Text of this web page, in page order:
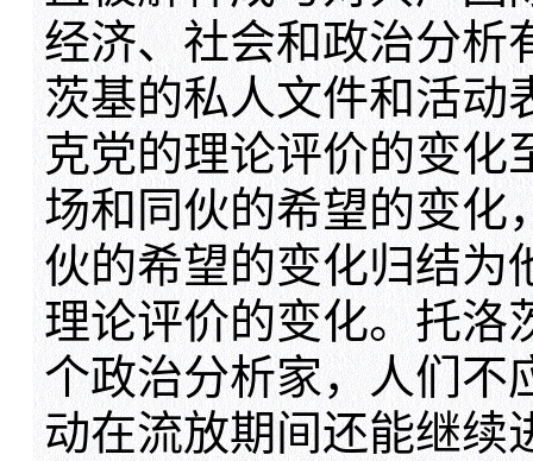
经济、社会和政治分析
茨基的私人文件和活动
克党的理论评价的变化
场和同伙的希望的变化
伙的希望的变化归结为
理论评价的变化。托洛
个政治分析家，人们不
动在流放期间还能继续